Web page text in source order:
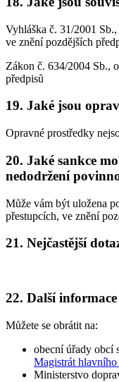
Vyhláška č. 31/2001
ve znění pozdějších
Zákon č. 634/2004 Sb.,
předpisů
19. Jaké jsou
Opravné prostředky
20. Jaké sankce
nedodržení
Může vám být uložena
přestupcích, ve znění
21. Nejčastější
22. Další informace
Můžete se obrátit na:
obecní úřady obcí
Magistrát hlavního
Ministerstvo